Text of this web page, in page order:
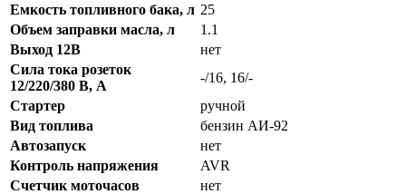
Емкость топливного бака, л 25
Объем заправки масла, л
1.1
Выход 12В
нет
Сила тока розеток
12/220/380 В, А
-/16, 16/-
Стартер
ручной
Вид топлива
бензин АИ-92
Автозапуск
нет
Контроль напряжения
AVR
Счетчик моточасов
нет